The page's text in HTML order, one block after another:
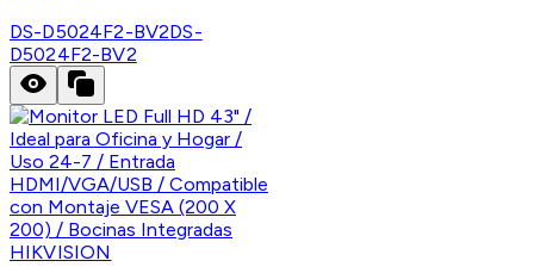
DS-D5024F2-BV2DS-
D5024F2-BV2
HIKVISION